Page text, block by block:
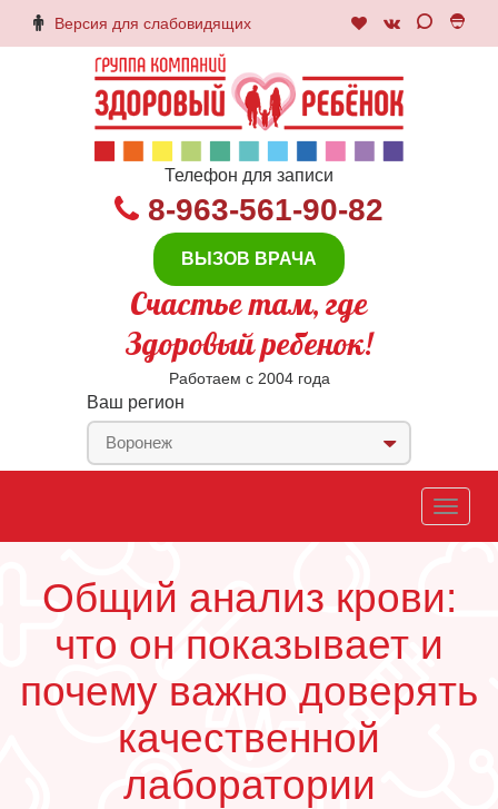
Версия для слабовидящих
Телефон для записи
8-963-561-90-82
ВЫЗОВ ВРАЧА
Счастье там, где
Здоровый ребенок!
Работаем с 2004 года
Ваш регион
Воронеж
Toggle
Общий анализ крови:
что он показывает и
почему важно доверять
качественной
лаборатории